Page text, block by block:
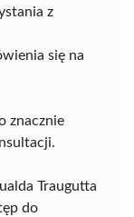
z
się na
znacznie
Traugutta
do